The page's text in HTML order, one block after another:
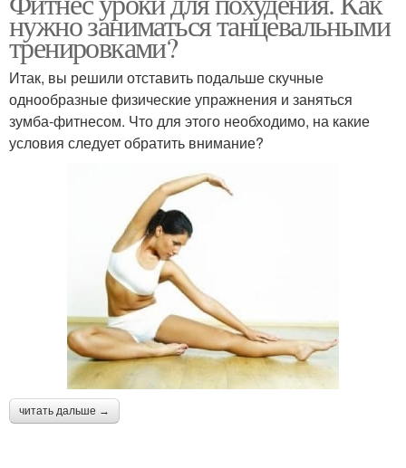
нужно заниматься танцевальными
тренировками?
Итак, вы решили отставить подальше скучные
однообразные физические упражнения и заняться
зумба-фитнесом. Что для этого необходимо, на какие
условия следует обратить внимание?
читать дальше →